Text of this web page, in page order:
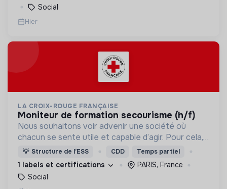
Social
Hier
LA CROIX-ROUGE FRANÇAISE
moniteur de formation secourisme (h/f)
Nous souhaitons voir advenir une société où
chacun se sente utile et capable d’agir. Pour cela,
nous proposons des moyens et des lieux
d’engagement innovants et adaptés à tous.
💡 Structure de l’ESS CDD Temps partiel
1 labels et certifications
PARIS, France
Social